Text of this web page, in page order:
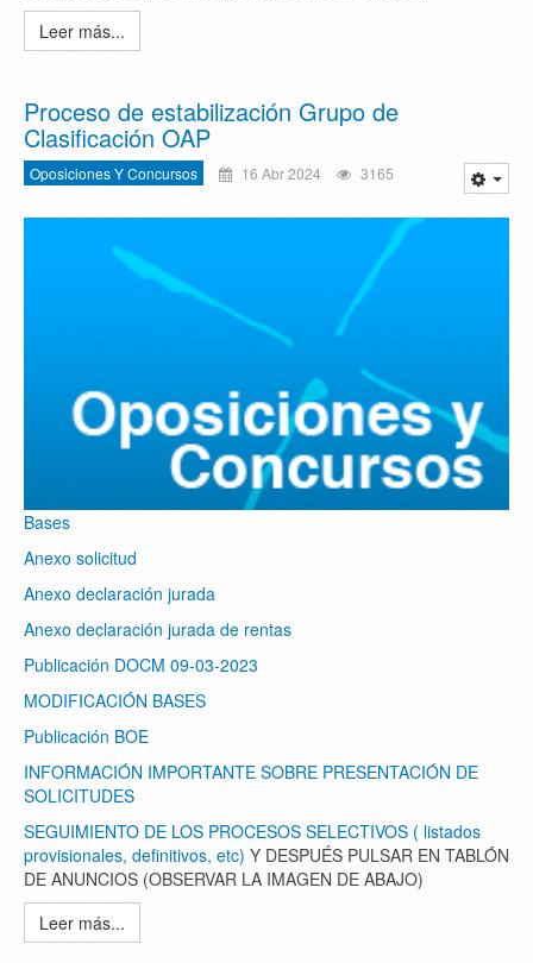
Leer más...
Proceso de estabilización Grupo de
Clasificación OAP
Oposiciones Y Concursos 16 Abr 2024 3165
Bases
Anexo solicitud
Anexo declaración jurada
Anexo declaración jurada de rentas
Publicación DOCM 09-03-2023
MODIFICACIÓN BASES
Publicación BOE
INFORMACIÓN IMPORTANTE SOBRE PRESENTACIÓN DE
SOLICITUDES
SEGUIMIENTO DE LOS PROCESOS SELECTIVOS ( listados
provisionales, definitivos, etc) Y DESPUÉS PULSAR EN TABLÓN
DE ANUNCIOS (OBSERVAR LA IMAGEN DE ABAJO)
Leer más...